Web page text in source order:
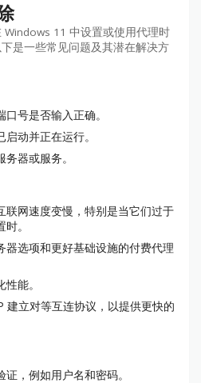
11 中设置或使用代理时
是一些常见问题及其潜在解决方
号是否输入正确。
动并正在运行。
器或服务。
联网速度变慢，特别是当它们过于
。
器选项和更好基础设施的付费代理
能。
建立对等互连协议，以提供更快的
，例如用户名和密码。